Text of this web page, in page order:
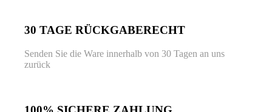
30 TAGE RÜCKGABERECHT
Senden Sie die Ware innerhalb von 30 Tagen an uns
zurück